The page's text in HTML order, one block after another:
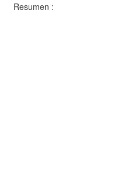
Resumen :